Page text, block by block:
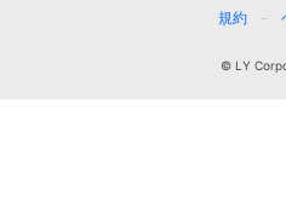
規約
© LY